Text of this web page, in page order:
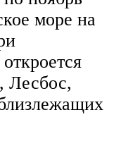
море на
Лесбос,